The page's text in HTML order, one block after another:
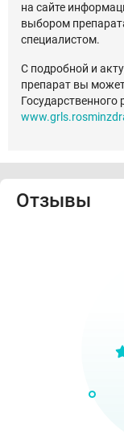
на сайте
выбором
специалистом.
С подробной и
препарат вы
Государственного
Отзывы